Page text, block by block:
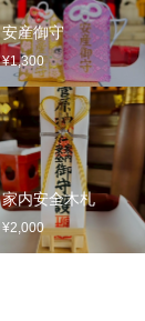
安産御守
¥1,300
家内安全木札
¥2,000